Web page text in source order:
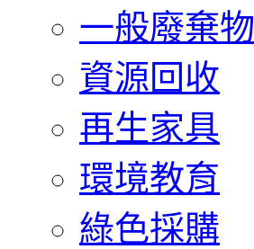
一般廢棄
資源回收
再生家具
環境教育
綠色採購